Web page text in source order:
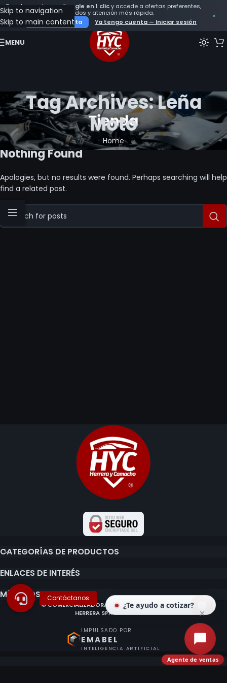
Crea tu cuenta con Google en 1 clicy accede a ofertas preferentes,
seguimiento de tus pedidos y atención más rápida.
Crear mi cuenta
Ya tengo cuenta — Iniciar sesión
×
Skip to navigation
Skip to main content
MENU
Tag Archives: Leña
Moto
Home
Nothing Found
Apologies, but no results were found. Perhaps searching will help
find a related post.
CATEGORÍAS DE PRODUCTOS
ENLACES DE INTERÉS
MÉTODOS DE PAGO
© COMERCIALIZADORA E IMPORTADORA CLAUDIO
HERRERA SPA 2020 - 2026.
IMPULSADO POR
EMABEL
INTELIGENCIA ARTIFICIAL
¿Te ayudo a cotizar?
Agente de ventas